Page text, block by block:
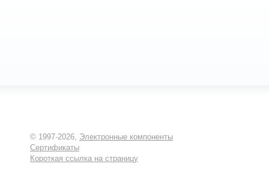
© 1997-2026, Электронные компоненты
Сертификаты
Короткая ссылка на страницу